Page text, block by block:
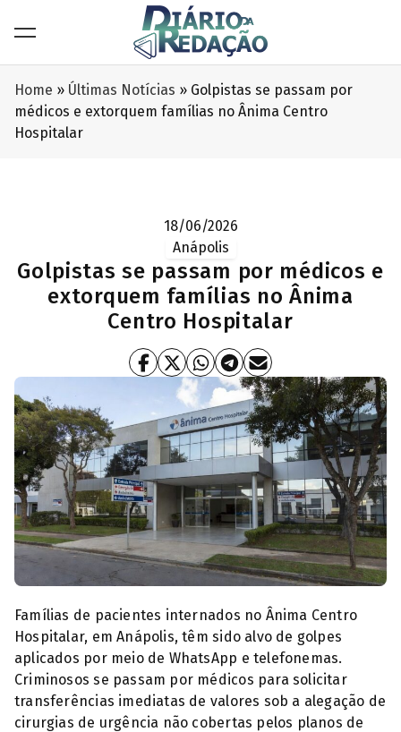
Home » Últimas Notícias » Golpistas se passam por
médicos e extorquem famílias no Ânima Centro
Hospitalar
18/06/2026
Anápolis
Golpistas se passam por médicos e
extorquem famílias no Ânima
Centro Hospitalar
Ânima Centro Hospitalar, em Anápolis. (Foto: Reprodução)
Famílias de pacientes internados no Ânima Centro
Hospitalar, em Anápolis, têm sido alvo de golpes
aplicados por meio de WhatsApp e telefonemas.
Criminosos se passam por médicos para solicitar
transferências imediatas de valores sob a alegação de
cirurgias de urgência não cobertas pelos planos de